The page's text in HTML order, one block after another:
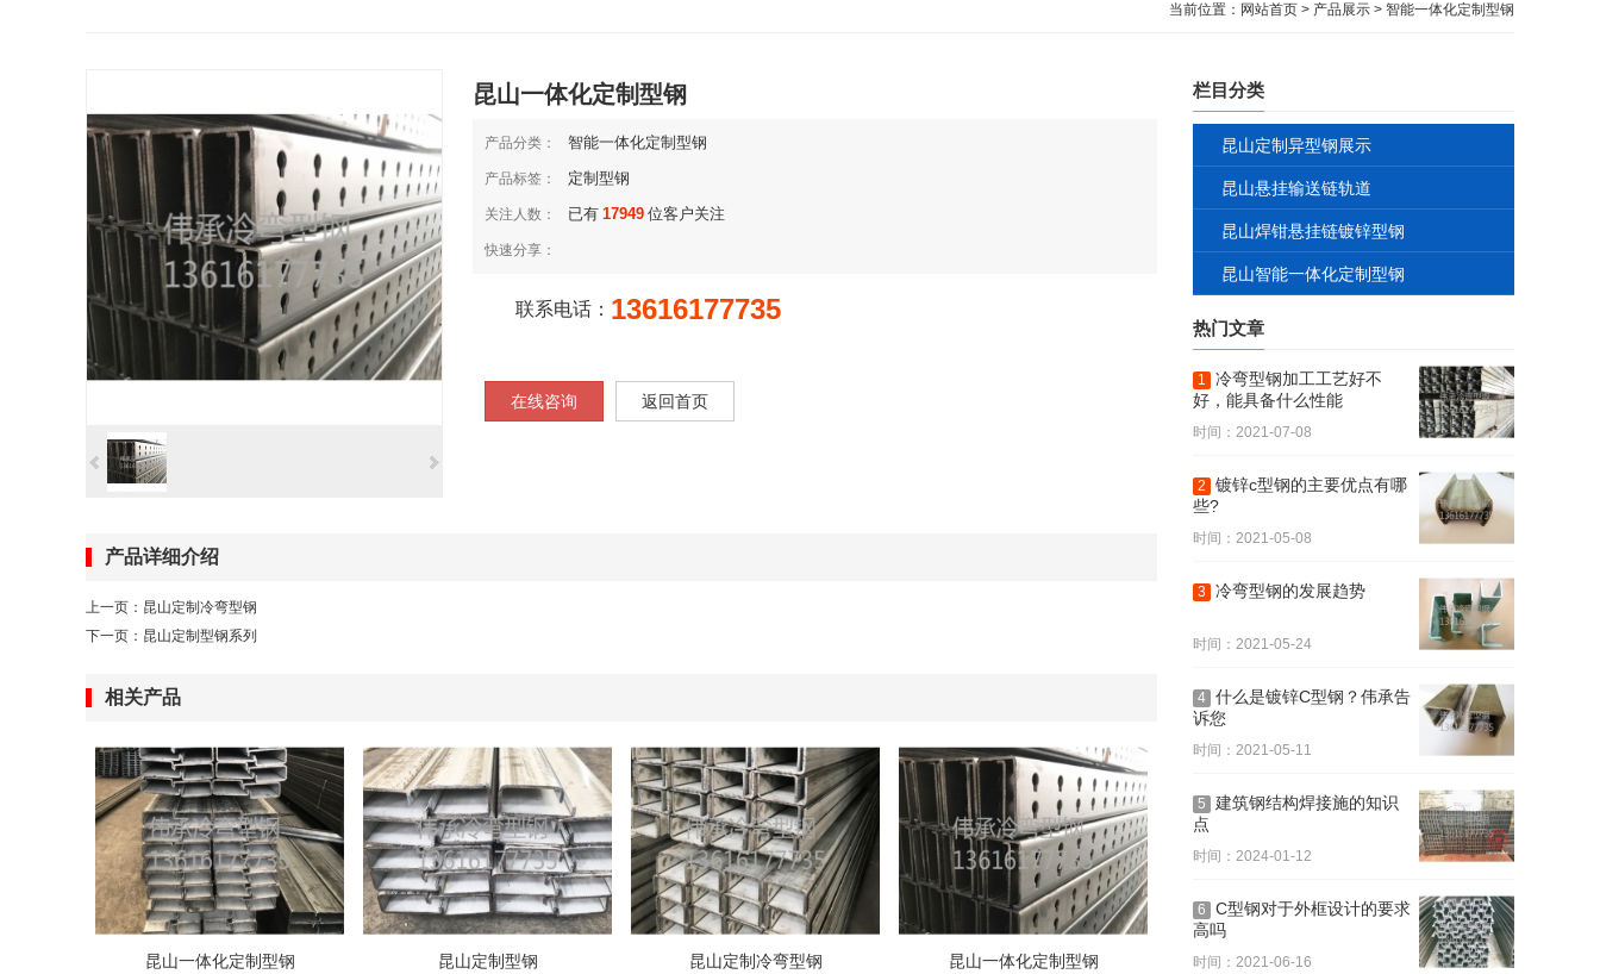
当前位置： 网站首页 > 产品展示 > 智能一体化定制型钢
昆山一体化定制型钢
产品分类： 智能一体化定制型钢
产品标签： 定制型钢
关注人数： 已有 17949 位客户关注
快速分享：
联系电话： 13616177735
在线咨询 返回首页
产品详细介绍
上一页： 昆山定制冷弯型钢
下一页： 昆山定制型钢系列
相关产品
昆山一体化定制型钢 昆山定制型钢 昆山定制冷弯型钢 昆山一体化定制型钢
栏目分类
昆山定制异型钢展示
昆山悬挂输送链轨道
昆山焊钳悬挂链镀锌型钢
昆山智能一体化定制型钢
热门文章
1
冷弯型钢加工工艺好不
好，能具备什么性能
时间：2021-07-08
2
镀锌c型钢的主要优点有哪
些?
时间：2021-05-08
3 冷弯型钢的发展趋势
时间：2021-05-24
4 什么是镀锌C型钢？伟承告
诉您
时间：2021-05-11
5
建筑钢结构焊接施的知识
点
时间：2024-01-12
6
C型钢对于外框设计的要求
高吗
时间：2021-06-16